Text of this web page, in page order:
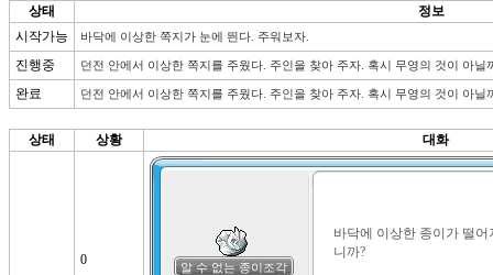
상태
정보
시작가능
바닥에 이상한 쪽지가 눈에 띈다. 주워보자.
진행중 던전 안에서 이상한 쪽지를 주웠다. 주인을 찾아 주자. 혹시 무영의 것이 아닐
완료 던전 안에서 이상한 쪽지를 주웠다. 주인을 찾아 주자. 혹시 무영의 것이 아
상태 상황 대화
0 알 수 없는 종이조각
바닥에 이상한 종이가 떨
니까?